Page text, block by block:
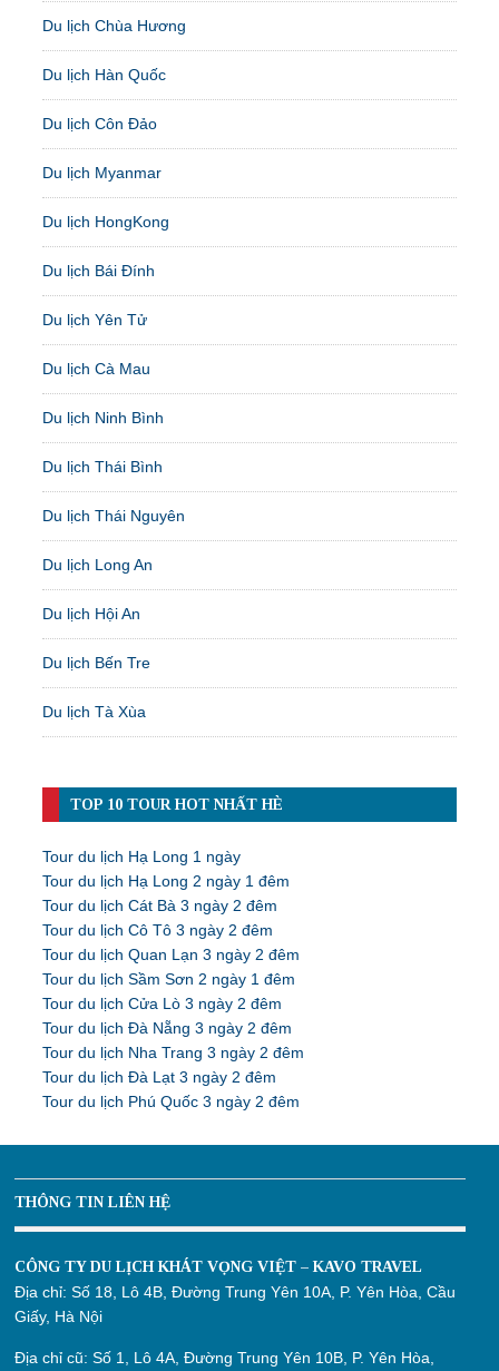
Du lịch Chùa Hương
Du lịch Hàn Quốc
Du lịch Côn Đảo
Du lịch Myanmar
Du lịch HongKong
Du lịch Bái Đính
Du lịch Yên Tử
Du lịch Cà Mau
Du lịch Ninh Bình
Du lịch Thái Bình
Du lịch Thái Nguyên
Du lịch Long An
Du lịch Hội An
Du lịch Bến Tre
Du lịch Tà Xùa
TOP 10 TOUR HOT NHẤT HÈ
Tour du lịch Hạ Long 1 ngày
Tour du lịch Hạ Long 2 ngày 1 đêm
Tour du lịch Cát Bà 3 ngày 2 đêm
Tour du lịch Cô Tô 3 ngày 2 đêm
Tour du lịch Quan Lạn 3 ngày 2 đêm
Tour du lịch Sầm Sơn 2 ngày 1 đêm
Tour du lịch Cửa Lò 3 ngày 2 đêm
Tour du lịch Đà Nẵng 3 ngày 2 đêm
Tour du lịch Nha Trang 3 ngày 2 đêm
Tour du lịch Đà Lạt 3 ngày 2 đêm
Tour du lịch Phú Quốc 3 ngày 2 đêm
THÔNG TIN LIÊN HỆ
CÔNG TY DU LỊCH KHÁT VỌNG VIỆT – KAVO TRAVEL
Địa chỉ:Số 18, Lô 4B, Đường Trung Yên 10A, P. Yên Hòa, Cầu
Giấy, Hà Nội
Địa chỉ cũ:Số 1, Lô 4A, Đường Trung Yên 10B, P. Yên Hòa,